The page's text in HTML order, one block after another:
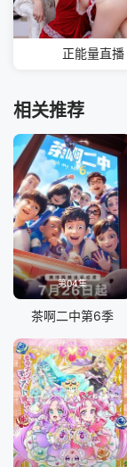
正能量直播
相关推荐
第04集
茶啊二中第6季